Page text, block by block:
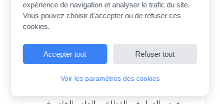
💼
Emploi | الوظيفة
éducatif
expérience de navigation et analyser le trafic du site.
Vous pouvez choisir d'accepter ou de refuser ces
cookies.
Accepter tout Refuser tout
Voir les paramètres des cookies